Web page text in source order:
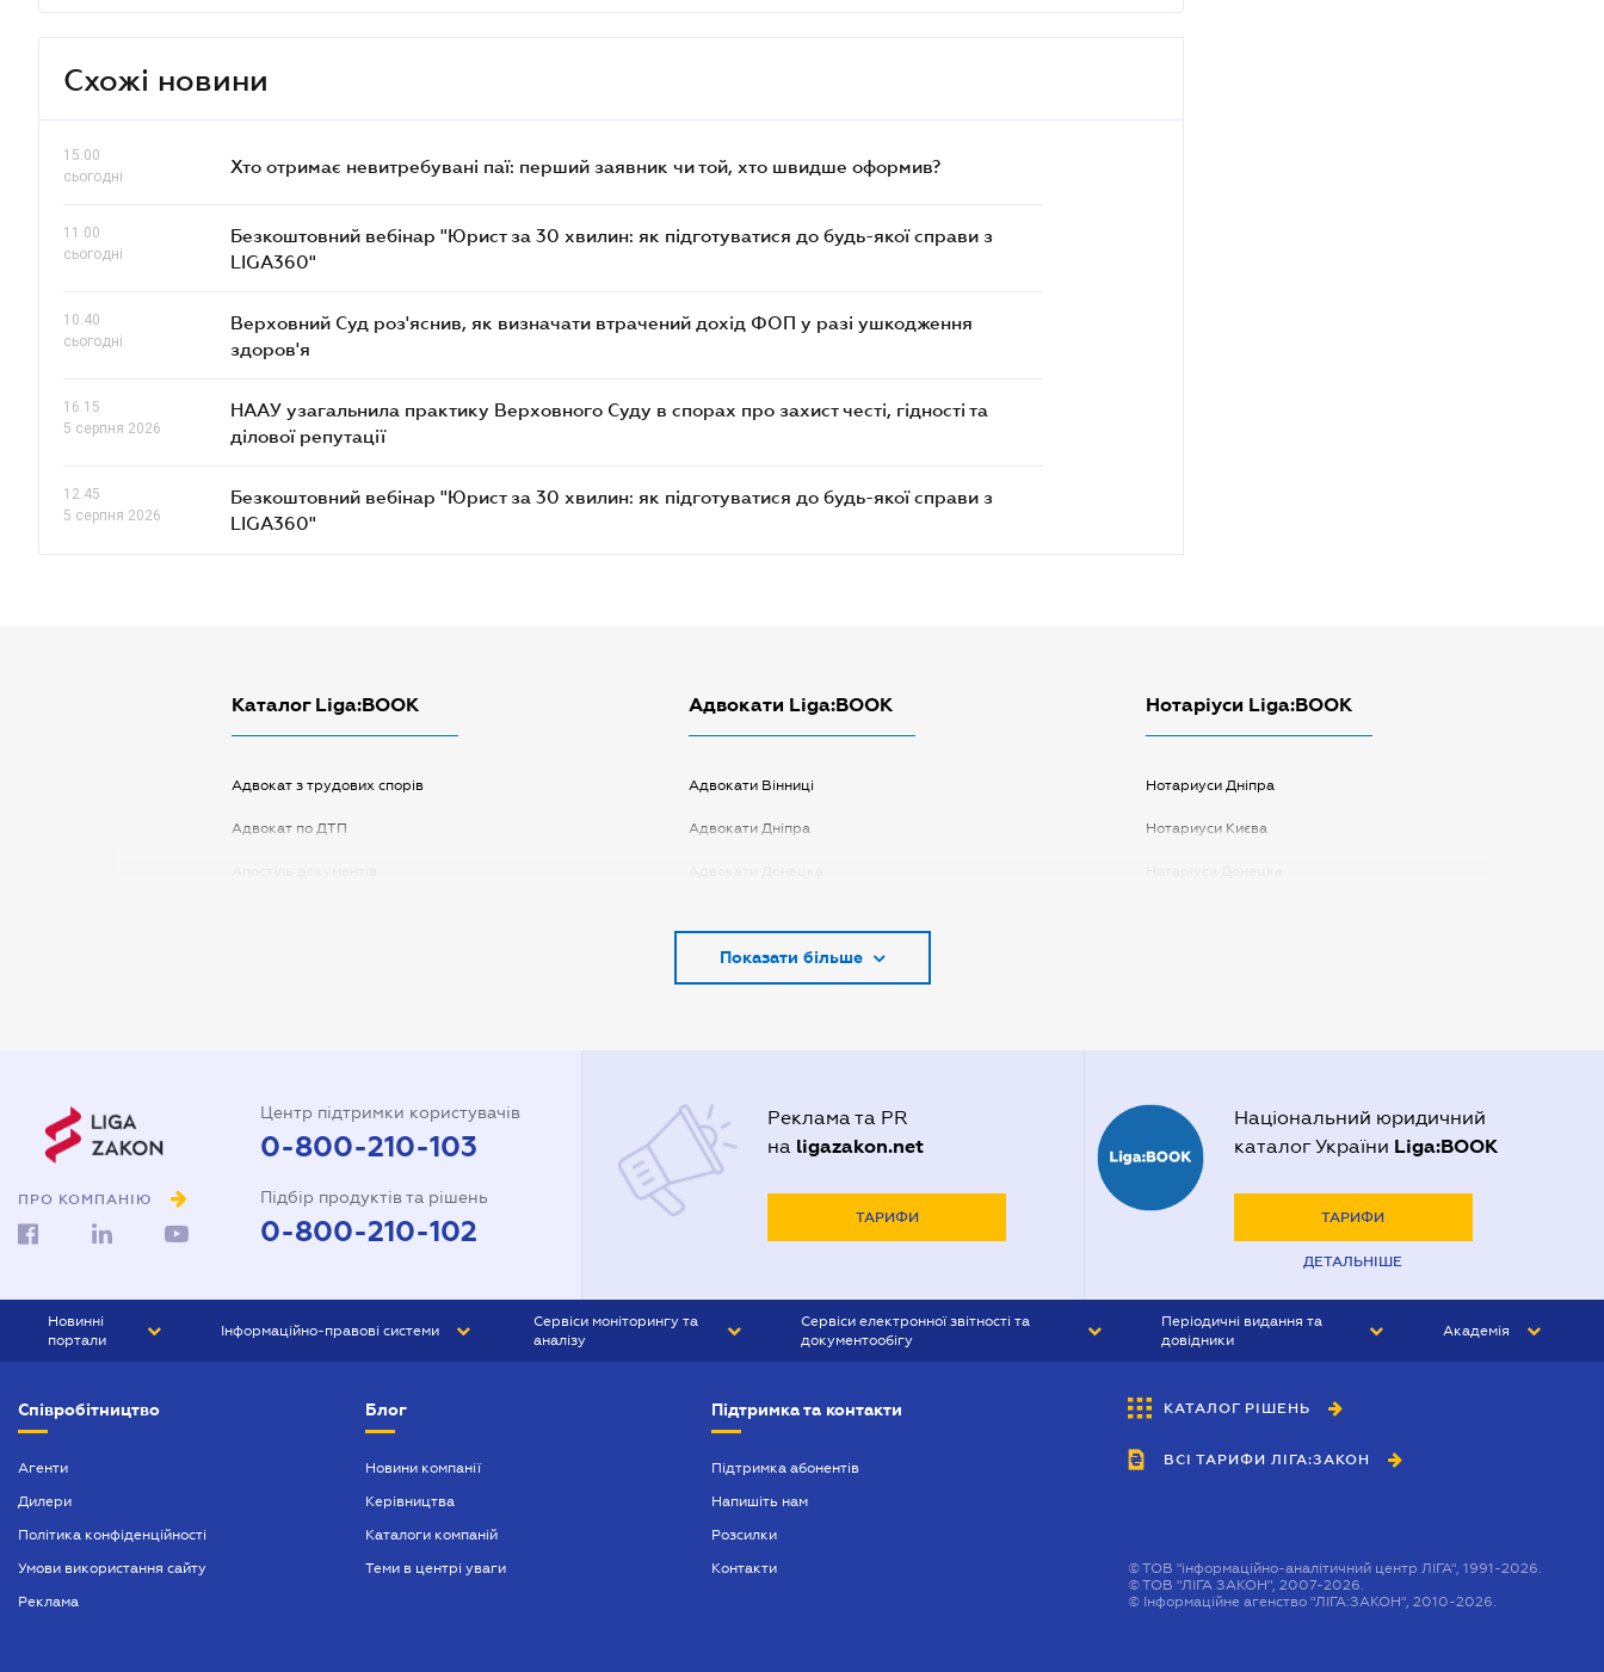
Схожі новини
15.00
сьогодні
Хто отримає невитребувані паї: перший заявник чи той, хто швидше оформив?
11.00
сьогодні
Безкоштовний вебінар "Юрист за 30 хвилин: як підготуватися до будь-якої справи з
LIGA360"
10.40
сьогодні
Верховний Суд роз'яснив, як визначати втрачений дохід ФОП у разі ушкодження
здоров'я
16.15
5 серпня 2026
НААУ узагальнила практику Верховного Суду в спорах про захист честі, гідності та
ділової репутації
12.45
5 серпня 2026
Безкоштовний вебінар "Юрист за 30 хвилин: як підготуватися до будь-якої справи з
LIGA360"
Каталог Liga:BOOK
Адвокат з трудових спорів
Адвокат по ДТП
інтересів в суді
Довіреність на реєстрацію
майном
Договір купівлі-продажу
Адвокати Liga:BOOK
Адвокати Вінниці
Адвокати Дніпра
Адвокати Києва
Адвокати Полтави
Адвокати Харькова
Адвокаты Кривого Рогу
Нотаріуси Liga:BOOK
Нотариуси Дніпра
Нотариуси Києва
Показати більше
ПРО КОМПАНІЮ
Центр підтримки користувачів
0-800-210-103
Підбір продуктів та рішень
0-800-210-102
Реклама та PR
на ligazakon.net
ТАРИФИ
Національний юридичний
каталог України Liga:BOOK
ТАРИФИ
ДЕТАЛЬНІШЕ
Новинні
портали
БІЗНЕС
Інформаційно-правові системи
БУХГАЛТЕР ПРОФ
Сервіси моніторингу та
аналізу
Сервіси електронної звітності та
документообігу
Періодичні видання та
довідники
БУХГАЛТЕР&ЗАКОН
ВІСНИК МСФЗ
Академія
Співробітництво
Агенти
Дилери
Політика конфіденційності
Умови використання сайту
Реклама
Блог
Новини компанії
Керівництва
Каталоги компаній
Теми в центрі уваги
Підтримка та контакти
Підтримка абонентів
Напишіть нам
Розсилки
Контакти
КАТАЛОГ РІШЕНЬ
ВСІ ТАРИФИ ЛІГА:ЗАКОН
©ТОВ "інформаційно-аналітичний центр ЛІГА", 1991-2026.
©ТОВ "ЛІГА ЗАКОН", 2007-2026.
© Інформаційне агенство "ЛІГА:ЗАКОН", 2010-2026.